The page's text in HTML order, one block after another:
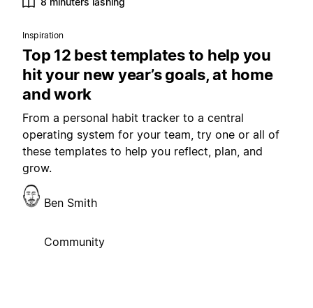
Inspiration
Top 12 best templates to help you
hit your new year’s goals, at home
and work
From a personal habit tracker to a central
operating system for your team, try one or all of
these templates to help you reflect, plan, and
grow.
Ben Smith
Community